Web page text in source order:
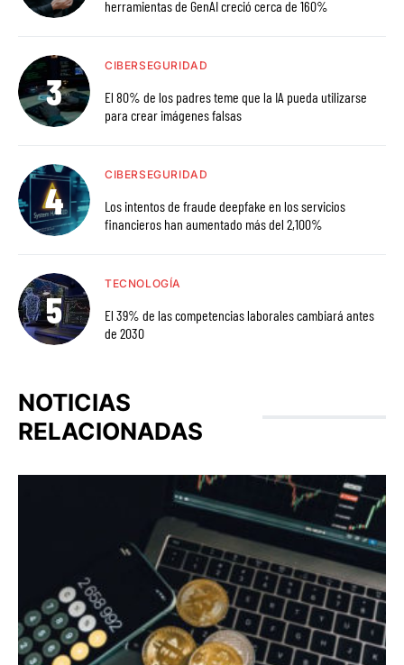
herramientas de GenAI creció cerca de 160%
CIBERSEGURIDAD
El 80% de los padres teme que la IA pueda utilizarse
para crear imágenes falsas
CIBERSEGURIDAD
Los intentos de fraude deepfake en los servicios
financieros han aumentado más del 2,100%
TECNOLOGÍA
El 39% de las competencias laborales cambiará antes
de 2030
NOTICIAS
RELACIONADAS